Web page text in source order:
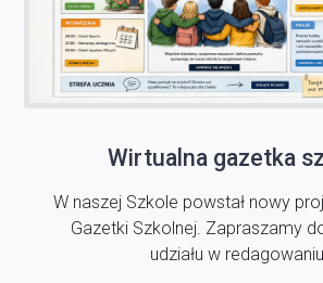
Wirtualna gazetka
W naszej Szkole powstał nowy
Gazetki Szkolnej. Zapraszamy
udziału w